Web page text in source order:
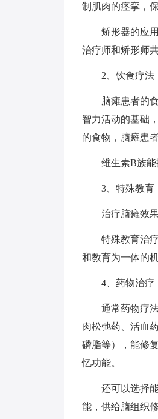
制肌肉的痉挛，
矫形器的应用
治疗师和矫形师
2、饮食疗法
脑瘫患者的食
智力活动的基础
的食物，脑瘫患
维生素B族能提
3、特殊教育
治疗脑瘫效果
特殊教育治疗
和教育为一体的
4、药物治疗
通常药物疗法
肉松弛药、活血
磷脂等），能修
忆功能。
还可以选择能
能，供给脑组织